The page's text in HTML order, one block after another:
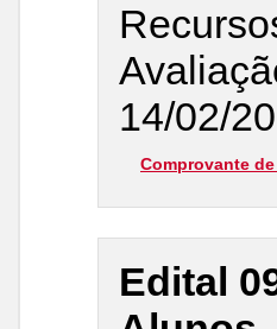
14/02/
Comprovante
Edital